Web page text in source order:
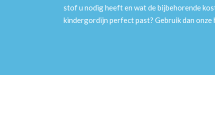
stof u nodig heeft en wat de bijbehorende
kindergordijn perfect past? Gebruik dan onze